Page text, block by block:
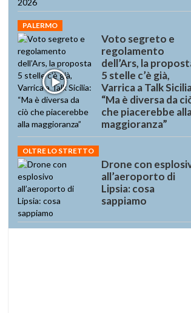
PALERMO
Voto segreto e
regolamento
dell’Ars, la
5 stelle c’è già,
Varrica a Talk
“Ma è diversa da
che piacerebbe
maggioranza”
OLTRE LO STRETTO
Drone con
all’aeroporto di
Lipsia: cosa
sappiamo